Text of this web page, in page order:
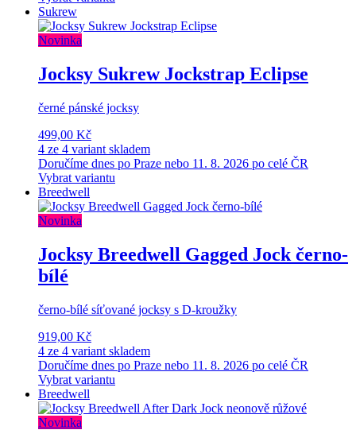
Sukrew
Novinka
Jocksy Sukrew Jockstrap Eclipse
černé pánské jocksy
499,00 Kč
4 ze 4 variant skladem
Doručíme dnes po Praze nebo 11. 8. 2026 po celé ČR
Vybrat variantu
Breedwell
Novinka
Jocksy Breedwell Gagged Jock černo-
bílé
černo-bílé síťované jocksy s D-kroužky
919,00 Kč
4 ze 4 variant skladem
Doručíme dnes po Praze nebo 11. 8. 2026 po celé ČR
Vybrat variantu
Breedwell
Novinka